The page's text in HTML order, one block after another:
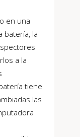
en una
batería, la
a la
tiene
las